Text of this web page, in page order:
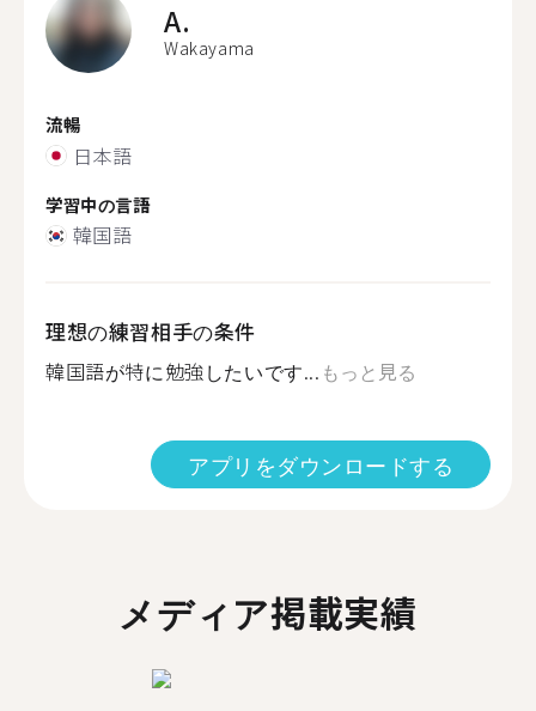
A.
Wakayama
流暢
日本語
学習中の言語
韓国語
理想の練習相手の条件
韓国語が特に勉強したいです... もっと見る
アプリをダウンロードする
メディア掲載実績